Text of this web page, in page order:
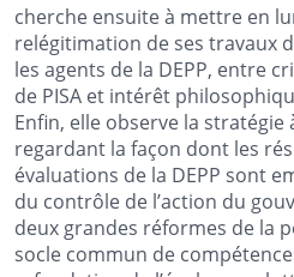
cherche ensuite à mettre en
relégitimation de ses travaux
les agents de la DEPP, entre
de PISA et intérêt
Enfin, elle observe la stratégie
regardant la façon dont les
évaluations de la DEPP sont
du contrôle de l’action du
deux grandes réformes de la
socle commun de